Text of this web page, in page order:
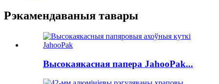
Рэкамендаваныя тавары
Высокаякасная папера JahooPak...